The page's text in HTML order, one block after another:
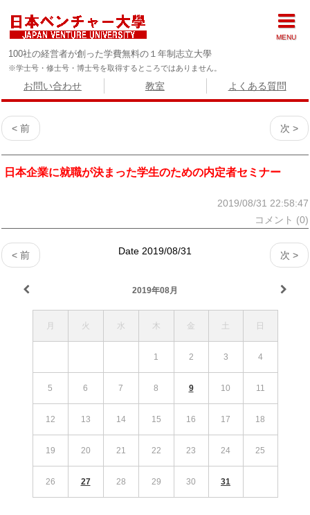
100社の経営者が創った学費無料の１年制志立大學
※学士号・修士号・博士号を取得するところではありません。
お問い合わせ 教室 よくある質問
< 前 次 >
日本企業に就職が決まった学生のための内定者セミナー
2019/08/31 22:58:47
コメント (0)
< 前 次 >
Date 2019/08/31
2019年08月
月 火 水 木 金 土 日
1 2 3 4
5 6 7 8 9 10 11
12 13 14 15 16 17 18
19 20 21 22 23 24 25
26 27 28 29 30 31
MENU